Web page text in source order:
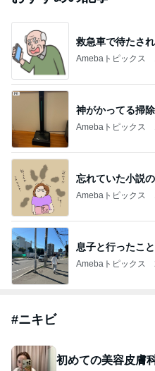
救急車で待たさ
Amebaトピックス
神がかってる掃
Amebaトピックス
忘れていた小説
Amebaトピックス
息子と行ったこ
Amebaトピックス
#ニキビ
初めての美容皮膚